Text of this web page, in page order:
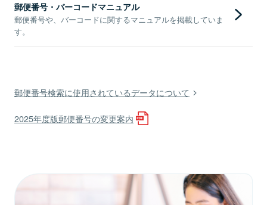
郵便番号・バーコードマニュアル
郵便番号や、バーコードに関するマニュアルを掲載していま
す。
郵便番号検索に使用されているデータについて
2025年度版郵便番号の変更案内